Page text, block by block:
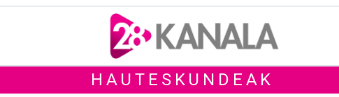
HAUTESKUNDEAK